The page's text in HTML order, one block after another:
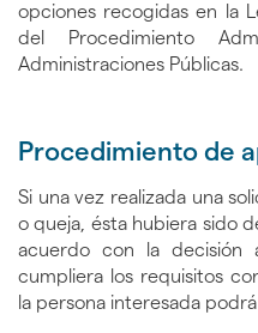
opciones recogidas en la
del Procedimiento
Administraciones Públicas.
Procedimiento de
Si una vez realizada una
o queja, ésta hubiera sido
acuerdo con la decisión
cumpliera los requisitos
la persona interesada